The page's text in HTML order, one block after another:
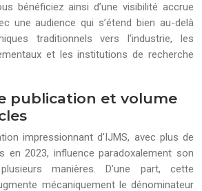
bénéficiez ainsi d’une visibilité accrue
une audience qui s’étend bien au-delà
traditionnels vers l’industrie, les
et les institutions de recherche
publication et volume
impressionnant d’IJMS, avec plus de
en 2023, influence paradoxalement son
manières. D’une part, cette
mécaniquement le dénominateur